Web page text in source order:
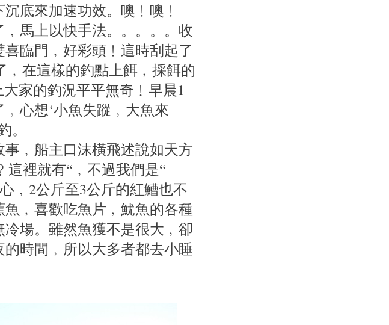
底來加速功效。噢﹗噢﹗
馬上以快手法。。。。。收
臨門﹐好彩頭﹗這時刮起了
﹐在這樣的釣點上餌﹐採餌的
家的釣況平平無奇﹗早晨1
心想‘小魚失蹤﹐大魚來
﹐船主口沫橫飛述說如天方
這裡就有“﹐不過我們是“
﹐2公斤至3公斤的紅鰽也不
﹐喜歡吃魚片﹐魷魚的各種
場。雖然魚獲不是很大﹐卻
時間﹐所以大多者都去小睡